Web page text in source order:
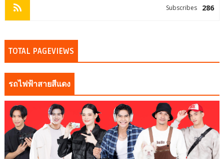
286
Subscribes
TOTAL PAGEVIEWS
รถไฟฟ้าสายสีแดง